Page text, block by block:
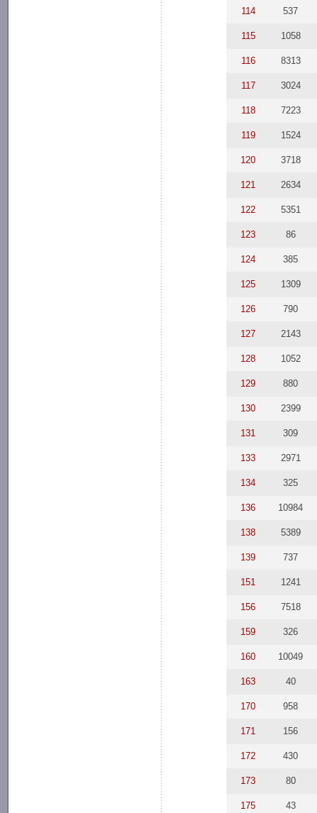
114 537
115 1058
116 8313
117 3024
118 7223
119 1524
120 3718
121 2634
122 5351
123 86
124 385
125 1309
126 790
127 2143
128 1052
129 880
130 2399
131 309
133 2971
134 325
136 10984
138 5389
139 737
151 1241
156 7518
159 326
160 10049
163 40
170 958
171 156
172 430
173 80
175 43